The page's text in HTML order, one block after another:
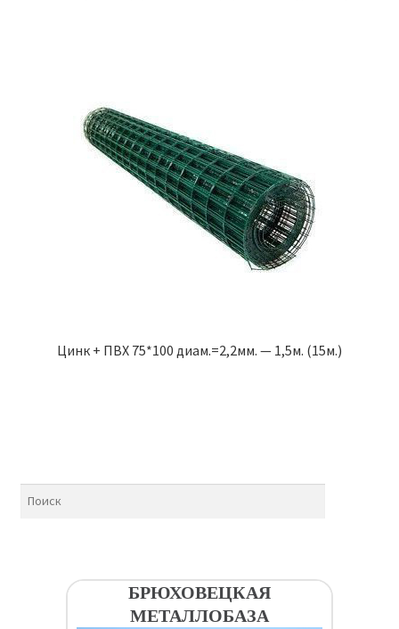
Цинк + ПВХ 75*100 диам.=2,2мм. — 1,5м. (15м.)
БРЮХОВЕЦКАЯ
МЕТАЛЛОБАЗА